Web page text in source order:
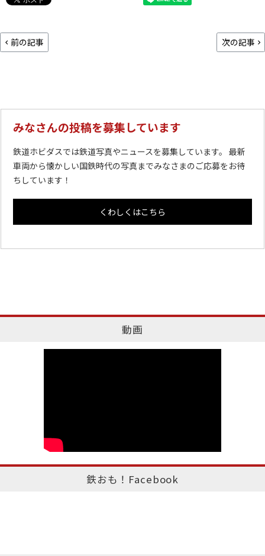
前の記事 次の記事
みなさんの投稿を募集しています
鉄道ホビダスでは鉄道写真やニュースを募集しています。 最新
車両から懐かしい国鉄時代の写真までみなさまのご応募をお待
ちしています！
くわしくはこちら
動画
鉄おも！Facebook